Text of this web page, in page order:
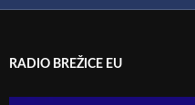
RADIO BREŽICE EU